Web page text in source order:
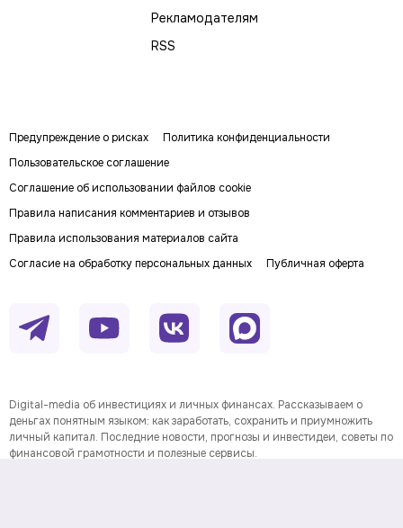
Рекламодателям
RSS
Предупреждение о рисках
Политика конфиденциальности
Пользовательское соглашение
Соглашение об использовании файлов cookie
Правила написания комментариев и отзывов
Правила использования материалов сайта
Согласие на обработку персональных данных
Публичная оферта
Digital-media об инвестициях и личных финансах. Рассказываем о
деньгах понятным языком: как заработать, сохранить и приумножить
личный капитал. Последние новости, прогнозы и инвестидеи, советы по
финансовой грамотности и полезные сервисы.